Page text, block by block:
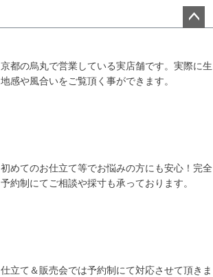
ップ
京都の烏丸で営業している実店舗です。実際に生
地感や風合いをご覧頂く事ができます。
初めてのお仕立て等でお悩みの方にも安心！完全
予約制にてご相談や採寸も承っております。
仕立て＆販売会では予約制にて対応させて頂きま